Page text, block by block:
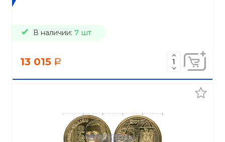
В наличии: 7 шт
13 015 a